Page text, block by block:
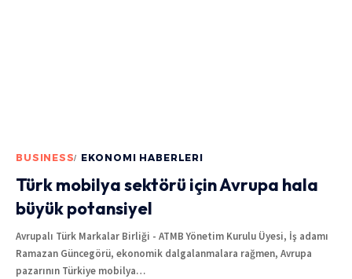
BUSINESS EKONOMI HABERLERI
Türk mobilya sektörü için Avrupa hala
büyük potansiyel
Avrupalı Türk Markalar Birliği - ATMB Yönetim Kurulu Üyesi, İş adamı
Ramazan Güncegörü, ekonomik dalgalanmalara rağmen, Avrupa
pazarının Türkiye mobilya…